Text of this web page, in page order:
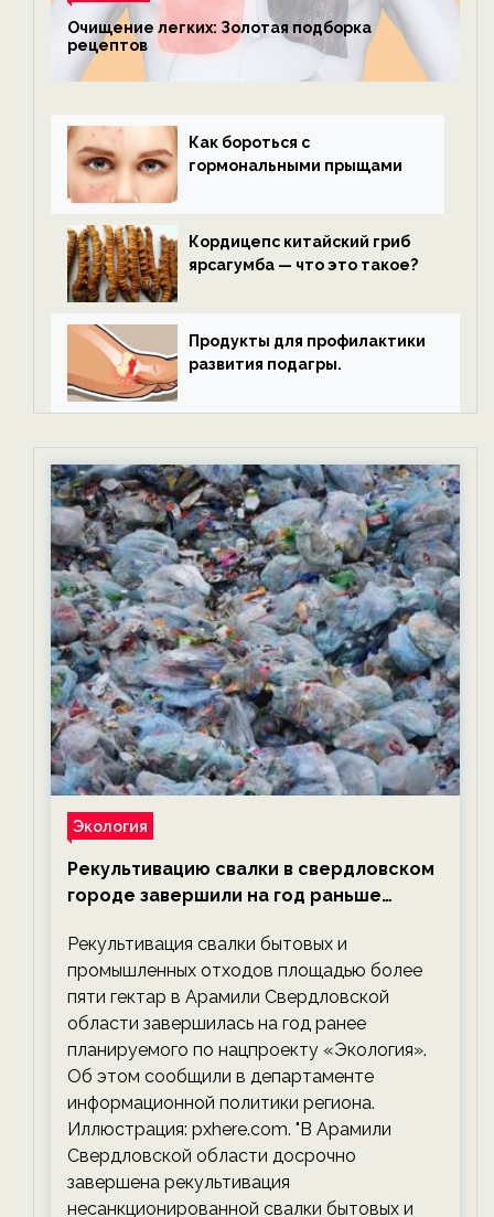
Очищение легких: Золотая подборка
рецептов
Как бороться с
гормональными прыщами
Кордицепс китайский гриб
ярсагумба — что это такое?
Продукты для профилактики
развития подагры.
Экология
Рекультивацию свалки в свердловском
городе завершили на год раньше
экологии на ECOportal
Рекультивация свалки бытовых и
промышленных отходов площадью более
пяти гектар в Арамили Свердловской
области завершилась на год ранее
планируемого по нацпроекту «Экология».
Об этом сообщили в департаменте
информационной политики региона.
Иллюстрация: pxhere.com. "В Арамили
Свердловской области досрочно
завершена рекультивация
несанкционированной свалки бытовых и